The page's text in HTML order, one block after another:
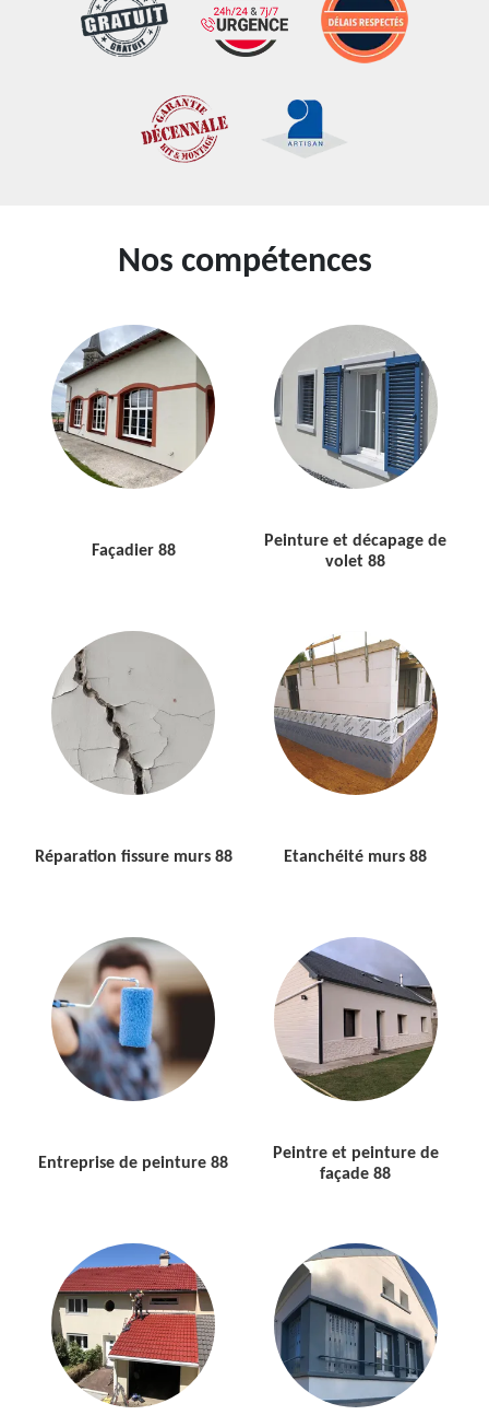
Nos compétences
Façadier 88
Peinture et décapage de
volet 88
Réparation fissure murs 88 Etanchéité murs 88
Entreprise de peinture 88
Peintre et peinture de
façade 88